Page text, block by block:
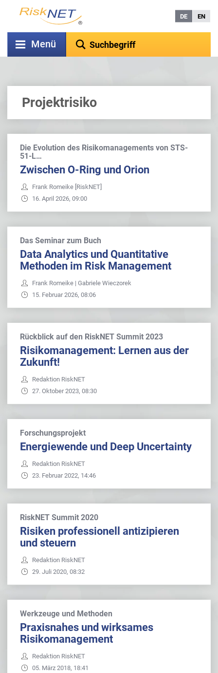
DE EN
Menü
Projektrisiko
Die Evolution des Risikomanagements von STS-
51-L…
Zwischen O-Ring und Orion
Frank Romeike [RiskNET]
16. April 2026, 09:00
Das Seminar zum Buch
Data Analytics und Quantitative
Methoden im Risk Management
Frank Romeike | Gabriele Wieczorek
15. Februar 2026, 08:06
Rückblick auf den RiskNET Summit 2023
Risikomanagement: Lernen aus der
Zukunft!
Redaktion RiskNET
27. Oktober 2023, 08:30
Forschungsprojekt
Energiewende und Deep Uncertainty
Redaktion RiskNET
23. Februar 2022, 14:46
RiskNET Summit 2020
Risiken professionell antizipieren
und steuern
Redaktion RiskNET
29. Juli 2020, 08:32
Werkzeuge und Methoden
Praxisnahes und wirksames
Risikomanagement
Redaktion RiskNET
05. März 2018, 18:41